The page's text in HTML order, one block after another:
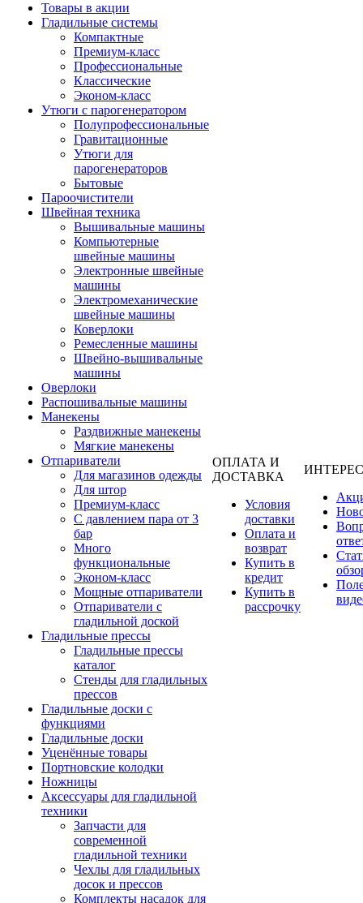
Товары в акции
Гладильные системы
Компактные
Премиум-класс
Профессиональные
Классические
Эконом-класс
Утюги с парогенератором
Полупрофессиональные
Гравитационные
Утюги для
парогенераторов
Бытовые
Пароочистители
Швейная техника
Вышивальные машины
Компьютерные
швейные машины
Электронные швейные
машины
Электромеханические
швейные машины
Коверлоки
Ремесленные машины
Швейно-вышивальные
машины
Оверлоки
Распошивальные машины
Манекены
Раздвижные манекены
Мягкие манекены
Отпариватели
Для магазинов одежды
Для штор
Премиум-класс
С давлением пара от 3
бар
Много
функциональные
Эконом-класс
Мощные отпариватели
Отпариватели с
гладильной доской
Гладильные прессы
Гладильные прессы
каталог
Стенды для гладильных
прессов
Гладильные доски с
функциями
Гладильные доски
Уценённые товары
Портновские колодки
Ножницы
Аксессуары для гладильной
техники
Запчасти для
современной
гладильной техники
Чехлы для гладильных
досок и прессов
Комплекты насадок для
ОПЛАТА И
ДОСТАВКА
Условия
доставки
Оплата и
возврат
Купить в
кредит
Купить в
рассрочку